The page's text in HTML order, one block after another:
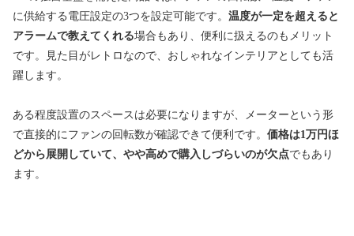
に供給する電圧設定の3つを設定可能です。 温度が一定を超えると
アラームで教えてくれる場合もあり、便利に扱えるのもメリット
です。見た目がレトロなので、おしゃれなインテリアとしても活
躍します。
ある程度設置のスペースは必要になりますが、メーターという形
で直接的にファンの回転数が確認できて便利です。 価格は1万円ほ
どから展開していて、やや高めで購入しづらいのが欠点でもあり
ます。